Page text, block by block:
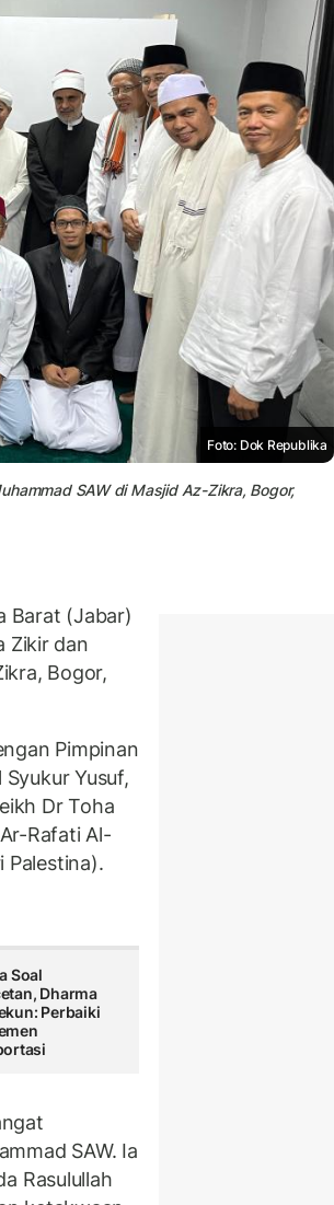
Foto: Dok Republika
SAW di Masjid Az-Zikra, Bogor,
Barat (Jabar)
Zikir dan
Bogor,
Pimpinan
Yusuf,
Dr Toha
Rafati Al-
Palestina).
Soal
Dharma
Perbaiki
SAW. Ia
Rasulullah